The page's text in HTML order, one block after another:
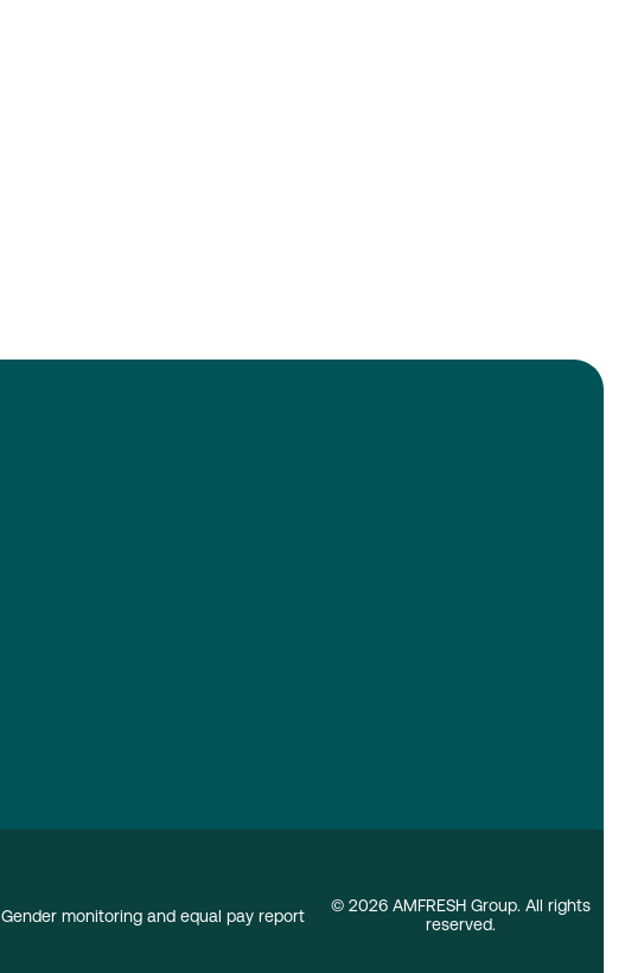
Gender monitoring and equal pay report
© 2026 AMFRESH Group. All rights
reserved.